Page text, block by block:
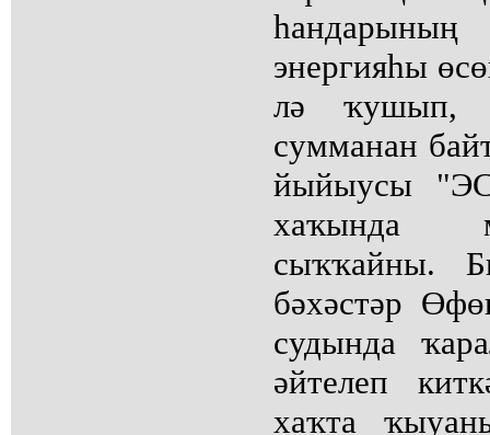
һандарының
энергияһы
лә ҡушып,
сумманан
йыйыусы
хаҡында
сыҡҡайны.
бәхәстәр
судында
әйтелеп
хаҡта